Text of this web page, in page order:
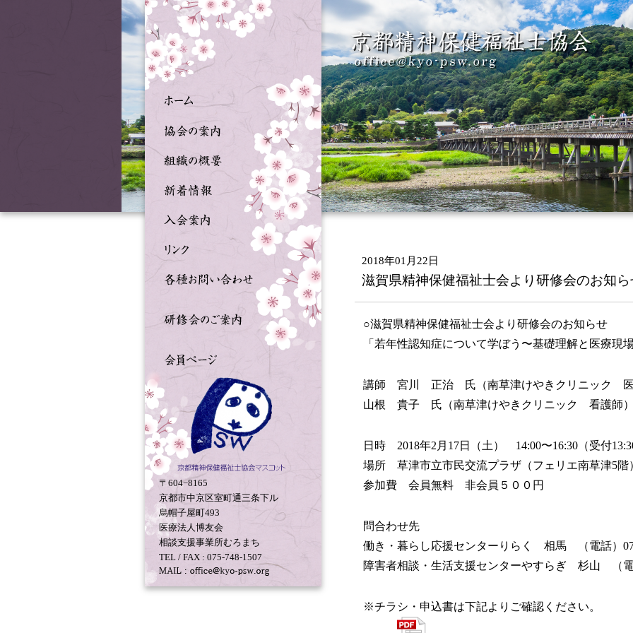
〒604−8165
京都市中京区室町通三条下ル
烏帽子屋町493
医療法人博友会
相談支援事業所むろまち
TEL / FAX : 075-748-1507
2018年01月22日
滋賀県精神保健福祉士会より研修会のお知ら
○滋賀県精神保健福祉士会より研修会のお知らせ
「若年性認知症について学ぼう〜基礎理解と医療現
講師 宮川 正治 氏（南草津けやきクリニック
山根 貴子 氏（南草津けやきクリニック 看護師
日時 2018年2月17日（土） 14:00〜16:30（受付
場所 草津市立市民交流プラザ（フェリエ南草津5階
参加費 会員無料 非会員５００円
問合わせ先
働き・暮らし応援センターりらく 相馬 （電話）
障害者相談・生活支援センターやすらぎ 杉山 （電
※チラシ・申込書は下記よりご確認ください。